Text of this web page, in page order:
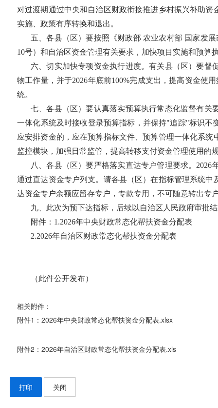
对过渡期通过中央和自治区财政衔接推进乡村振兴补助
实施、政策有序转换和退出。
五、各县（区）要按照《财政部 农业农村部 国家发
10号）和自治区资金管理有关要求，加快项目实施和预
六、切实加快专项资金执行进度。有关县（区）要
物工作量，并于2026年底前100%完成支出，提高资金使
统。
七、各县（区）要认真落实预算执行常态化监督有关
一体化系统及时接收登录预算指标，并保持"追踪"标识不
应安排资金的，应在预算指标文件、预算管理一体化系
监控模块，加强日常监管，提高转移支付资金管理使用的
八、各县（区）要严格落实直达专户管理要求。
通过直达资金专户列支。请各县（区）在指标管理系统
达资金专户余额应留存专户，专款专用，不可随意转出专
九、此次为预下达指标，后续以自治区人民政府审批
附件：1.2026年中央财政常态化帮扶资金分配表
2.2026年自治区财政常态化帮扶资金分配表
（此件公开发布）
相关附件：
附件1：2026年中央财政常态化帮扶资金分配表.xlsx
附件2：2026年自治区财政常态化帮扶资金分配表.xls
打印 关闭